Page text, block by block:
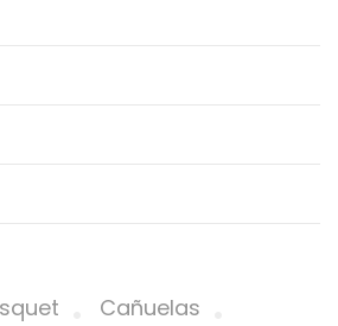
Cañuelas